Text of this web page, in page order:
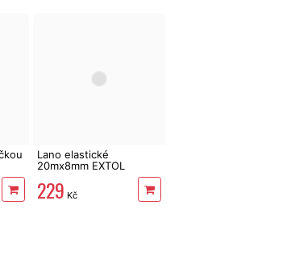
Lano elastické
20mx8mm EXTOL
229 Kč